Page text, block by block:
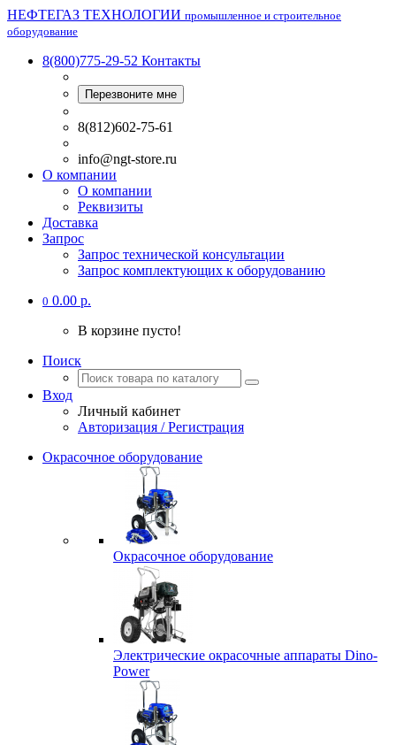
НЕФТЕГАЗ ТЕХНОЛОГИИ промышленное и строительное
оборудование
8(800)775-29-52 Контакты
Перезвоните мне
8(812)602-75-61
info@ngt-store.ru
О компании
О компании
Реквизиты
Доставка
Запрос
Запрос технической консультации
Запрос комплектующих к оборудованию
0 0.00 р.
В корзине пусто!
Поиск
Вход
Личный кабинет
Авторизация / Регистрация
Окрасочное оборудование
Окрасочное оборудование
Электрические окрасочные аппараты Dino-
Power